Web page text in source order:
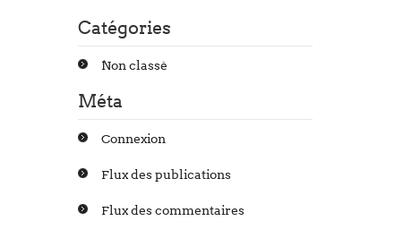
Catégories
Non classé
Méta
Connexion
Flux des publications
Flux des commentaires